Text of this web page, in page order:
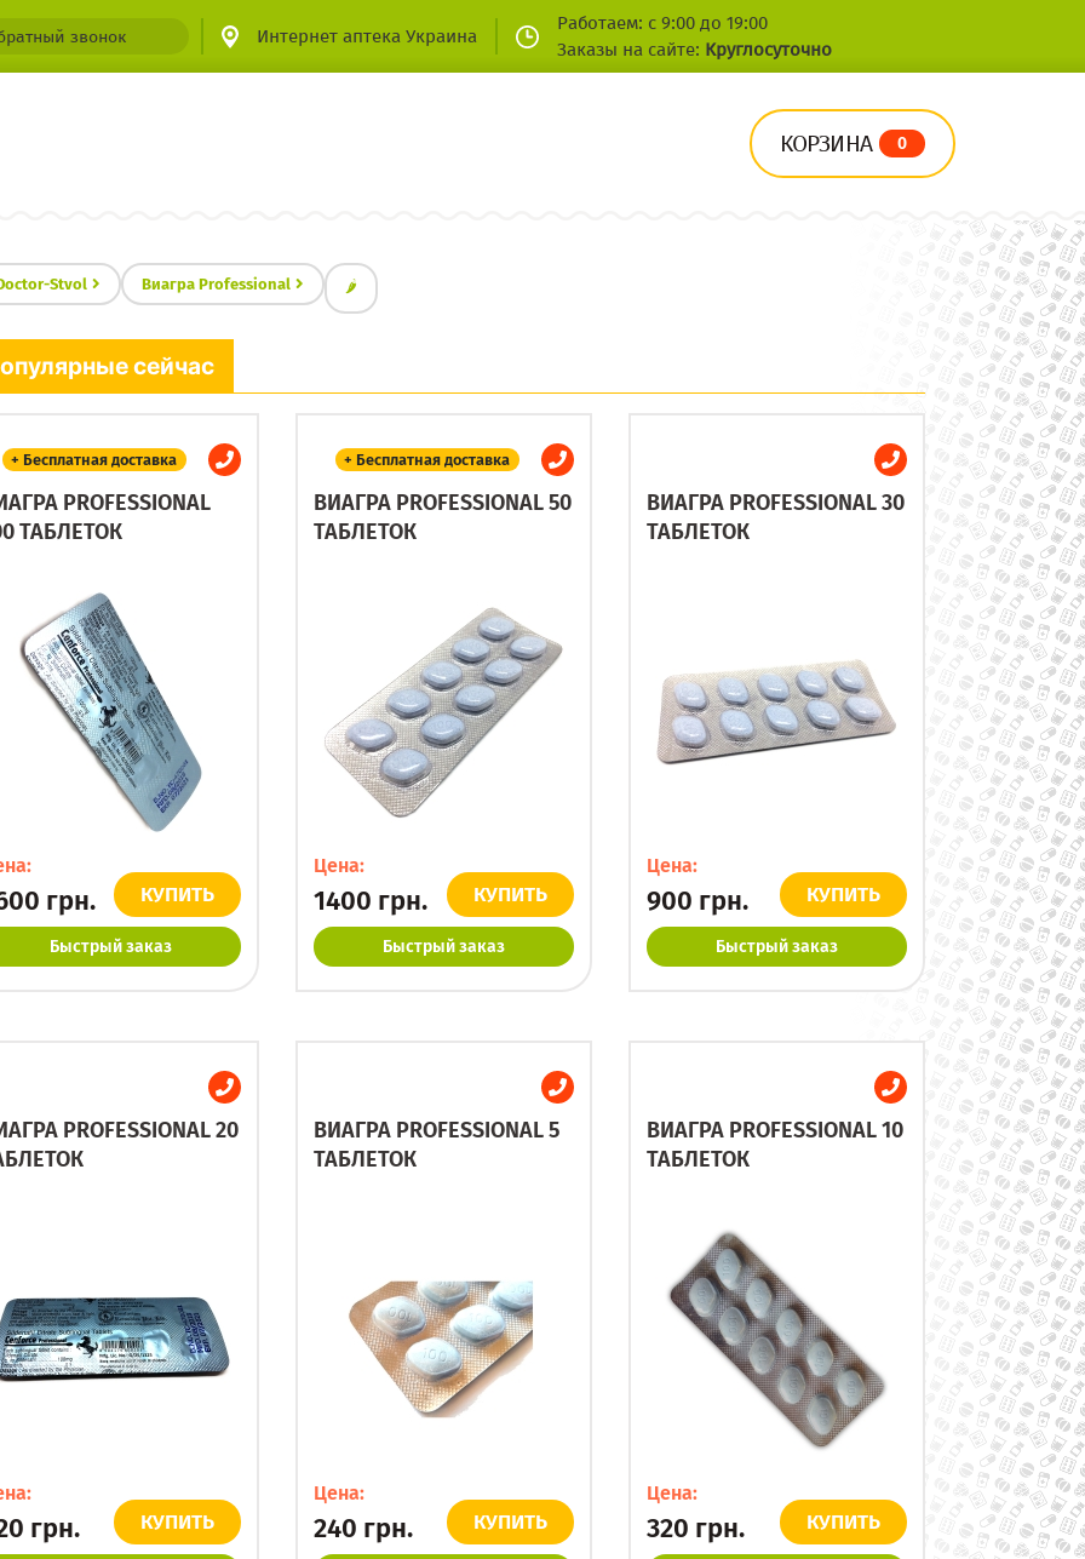
звонок Интернет аптека Украина
Работаем: с 9:00 до 19:00
Заказы на сайте: Круглосуточно
КОРЗИНА 0
Stvol Виагра Professional 🌶
сейчас
+ Бесплатная доставка
PROFESSIONAL
ТАБЛЕТОК
грн. КУПИТЬ
Быстрый заказ
+ Бесплатная доставка
ВИАГРА PROFESSIONAL 50
ТАБЛЕТОК
Цена:
1400 грн. КУПИТЬ
Быстрый заказ
ВИАГРА PROFESSIONAL 30
ТАБЛЕТОК
Цена:
900 грн. КУПИТЬ
Быстрый заказ
PROFESSIONAL 20
грн. КУПИТЬ
ВИАГРА PROFESSIONAL 5
ТАБЛЕТОК
Цена:
240 грн. КУПИТЬ
ВИАГРА PROFESSIONAL 10
ТАБЛЕТОК
Цена:
320 грн. КУПИТЬ